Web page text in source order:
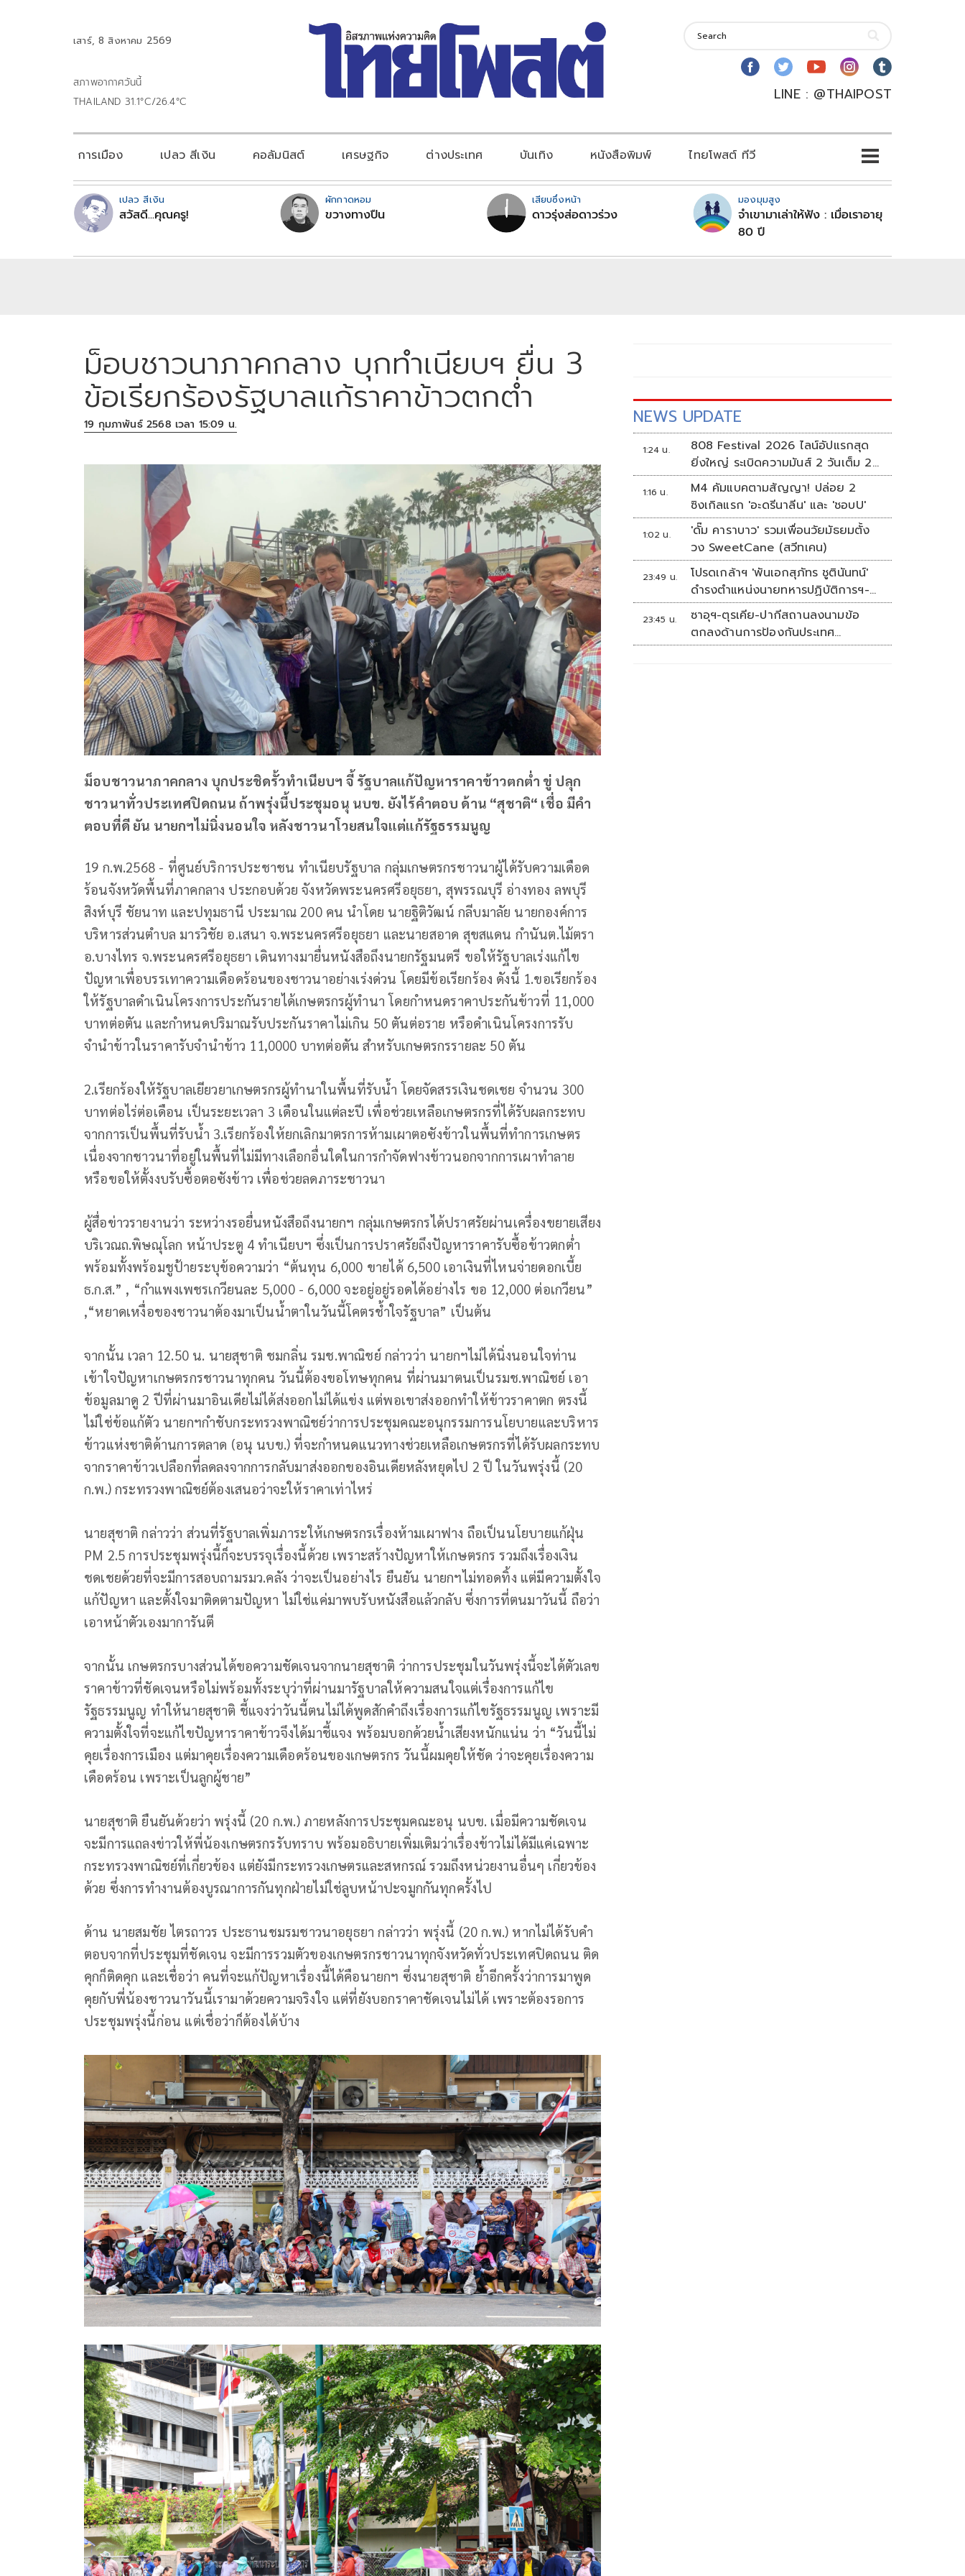
เสาร์, 8 สิงหาคม 2569
สภาพอากาศวันนี้
THAILAND 31.1°C/26.4°C
LINE : @THAIPOST
การเมือง เปลว สีเงิน คอลัมนิสต์ เศรษฐกิจ ต่างประเทศ บันเทิง หนังสือพิมพ์ ไทยโพสต์ ทีวี
เปลว สีเงิน
สวัสดี...คุณครู!
ผักกาดหอม
ขวางทางปืน
เสียบซึ่งหน้า
ดาวรุ่งส่อดาวร่วง
มองมุมสูง
จำเขามาเล่าให้ฟัง : เมื่อเราอายุ
80 ปี
ม็อบชาวนาภาคกลาง บุกทำเนียบฯ ยื่น 3
ข้อเรียกร้องรัฐบาลแก้ราคาข้าวตกต่ำ
19 กุมภาพันธ์ 2568 เวลา 15:09 น.
ม็อบชาวนาภาคกลาง บุกประชิดรั้วทำเนียบฯ จี้ รัฐบาลแก้ปัญหาราคาข้าวตกต่ำ ขู่ ปลุก
ชาวนาทั่วประเทศปิดถนน ถ้าพรุ่งนี้ประชุมอนุ นบข. ยังไร้คำตอบ ด้าน “สุชาติ“ เชื่อ มีคำ
ตอบที่ดี ยัน นายกฯไม่นิ่งนอนใจ หลังชาวนาโวยสนใจแต่แก้รัฐธรรมนูญ
19 ก.พ.2568 - ที่ศูนย์บริการประชาชน ทำเนียบรัฐบาล กลุ่มเกษตรกรชาวนาผู้ได้รับความเดือด
ร้อนจังหวัดพื้นที่ภาคกลาง ประกอบด้วย จังหวัดพระนครศรีอยุธยา, สุพรรณบุรี อ่างทอง ลพบุรี
สิงห์บุรี ชัยนาท และปทุมธานี ประมาณ 200 คน นำโดย นายฐิติวัฒน์ กลีบมาลัย นายกองค์การ
บริหารส่วนตำบล มารวิชัย อ.เสนา จ.พระนครศรีอยุธยา และนายสอาด สุขสแดน กำนันต.ไม้ตรา
อ.บางไทร จ.พระนครศรีอยุธยา เดินทางมายื่นหนังสือถึงนายกรัฐมนตรี ขอให้รัฐบาลเร่งแก้ไข
ปัญหาเพื่อบรรเทาความเดือดร้อนของชาวนาอย่างเร่งด่วน โดยมีข้อเรียกร้อง ดังนี้ 1.ขอเรียกร้อง
ให้รัฐบาลดำเนินโครงการประกันรายได้เกษตรกรผู้ทำนา โดยกำหนดราคาประกันข้าวที่ 11,000
บาทต่อตัน และกำหนดปริมาณรับประกันราคาไม่เกิน 50 ตันต่อราย หรือดำเนินโครงการรับ
จำนำข้าวในราคารับจำนำข้าว 11,0000 บาทต่อตัน สำหรับเกษตรกรรายละ 50 ตัน
2.เรียกร้องให้รัฐบาลเยียวยาเกษตรกรผู้ทำนาในพื้นที่รับน้ำ โดยจัดสรรเงินชดเชย จำนวน 300
บาทต่อไร่ต่อเดือน เป็นระยะเวลา 3 เดือนในแต่ละปี เพื่อช่วยเหลือเกษตรกรที่ได้รับผลกระทบ
จากการเป็นพื้นที่รับน้ำ 3.เรียกร้องให้ยกเลิกมาตรการห้ามเผาตอซังข้าวในพื้นที่ทำการเกษตร
เนื่องจากชาวนาที่อยู่ในพื้นที่ไม่มีทางเลือกอื่นใดในการกำจัดฟางข้าวนอกจากการเผาทำลาย
หรือขอให้ตั้งงบรับซื้อตอซังข้าว เพื่อช่วยลดภาระชาวนา
ผู้สื่อข่าวรายงานว่า ระหว่างรอยื่นหนังสือถึงนายกฯ กลุ่มเกษตรกรได้ปราศรัยผ่านเครื่องขยายเสียง
บริเวณถ.พิษณุโลก หน้าประตู 4 ทำเนียบฯ ซึ่งเป็นการปราศรัยถึงปัญหาราคารับซื้อข้าวตกต่ำ
พร้อมทั้งพร้อมชูป้ายระบุข้อความว่า “ต้นทุน 6,000 ขายได้ 6,500 เอาเงินที่ไหนจ่ายดอกเบี้ย
ธ.ก.ส.” , “กำแพงเพชรเกวียนละ 5,000 - 6,000 จะอยู่อยู่รอดได้อย่างไร ขอ 12,000 ต่อเกวียน”
,“หยาดเหงื่อของชาวนาต้องมาเป็นน้ำตาในวันนี้โคตรช้ำใจรัฐบาล” เป็นต้น
จากนั้น เวลา 12.50 น. นายสุชาติ ชมกลิ่น รมช.พาณิชย์ กล่าวว่า นายกฯไม่ได้นิ่งนอนใจท่าน
เข้าใจปัญหาเกษตรกรชาวนาทุกคน วันนี้ต้องขอโทษทุกคน ที่ผ่านมาตนเป็นรมช.พาณิชย์ เอา
ข้อมูลมาดู 2 ปีที่ผ่านมาอินเดียไม่ได้ส่งออกไม่ได้แข่ง แต่พอเขาส่งออกทำให้ข้าวราคาตก ตรงนี้
ไม่ใช่ข้อแก้ตัว นายกฯกำชับกระทรวงพาณิชย์ว่าการประชุมคณะอนุกรรมการนโยบายและบริหาร
ข้าวแห่งชาติด้านการตลาด (อนุ นบข.) ที่จะกำหนดแนวทางช่วยเหลือเกษตรกรที่ได้รับผลกระทบ
จากราคาข้าวเปลือกที่ลดลงจากการกลับมาส่งออกของอินเดียหลังหยุดไป 2 ปี ในวันพรุ่งนี้ (20
ก.พ.) กระทรวงพาณิชย์ต้องเสนอว่าจะให้ราคาเท่าไหร่
นายสุชาติ กล่าวว่า ส่วนที่รัฐบาลเพิ่มภาระให้เกษตรกรเรื่องห้ามเผาฟาง ถือเป็นนโยบายแก้ฝุ่น
PM 2.5 การประชุมพรุ่งนี้ก็จะบรรจุเรื่องนี้ด้วย เพราะสร้างปัญหาให้เกษตรกร รวมถึงเรื่องเงิน
ชดเชยด้วยที่จะมีการสอบถามรมว.คลัง ว่าจะเป็นอย่างไร ยืนยัน นายกฯไม่ทอดทิ้ง แต่มีความตั้งใจ
แก้ปัญหา และตั้งใจมาติดตามปัญหา ไม่ใช่แค่มาพบรับหนังสือแล้วกลับ ซึ่งการที่ตนมาวันนี้ ถือว่า
เอาหน้าตัวเองมาการันตี
จากนั้น เกษตรกรบางส่วนได้ขอความชัดเจนจากนายสุชาติ ว่าการประชุมในวันพรุ่งนี้จะได้ตัวเลข
ราคาข้าวที่ชัดเจนหรือไม่พร้อมทั้งระบุว่าที่ผ่านมารัฐบาลให้ความสนใจแต่เรื่องการแก้ไข
รัฐธรรมนูญ ทำให้นายสุชาติ ชี้แจงว่าวันนี้ตนไม่ได้พูดสักคำถึงเรื่องการแก้ไขรัฐธรรมนูญ เพราะมี
ความตั้งใจที่จะแก้ไขปัญหาราคาข้าวจึงได้มาชี้แจง พร้อมบอกด้วยน้ำเสียงหนักแน่น ว่า “วันนี้ไม่
คุยเรื่องการเมือง แต่มาคุยเรื่องความเดือดร้อนของเกษตรกร วันนี้ผมคุยให้ชัด ว่าจะคุยเรื่องความ
เดือดร้อน เพราะเป็นลูกผู้ชาย”
นายสุชาติ ยืนยันด้วยว่า พรุ่งนี้ (20 ก.พ.) ภายหลังการประชุมคณะอนุ นบข. เมื่อมีความชัดเจน
จะมีการแถลงข่าวให้พี่น้องเกษตรกรรับทราบ พร้อมอธิบายเพิ่มเติมว่าเรื่องข้าวไม่ได้มีแค่เฉพาะ
กระทรวงพาณิชย์ที่เกี่ยวข้อง แต่ยังมีกระทรวงเกษตรและสหกรณ์ รวมถึงหน่วยงานอื่นๆ เกี่ยวข้อง
ด้วย ซึ่งการทำงานต้องบูรณาการกันทุกฝ่ายไม่ใช่ลูบหน้าปะจมูกกันทุกครั้งไป
ด้าน นายสมชัย ไตรถาวร ประธานชมรมชาวนาอยุธยา กล่าวว่า พรุ่งนี้ (20 ก.พ.) หากไม่ได้รับคำ
ตอบจากที่ประชุมที่ชัดเจน จะมีการรวมตัวของเกษตรกรชาวนาทุกจังหวัดทั่วประเทศปิดถนน ติด
คุกก็ติดคุก และเชื่อว่า คนที่จะแก้ปัญหาเรื่องนี้ได้คือนายกฯ ซึ่งนายสุชาติ ย้ำอีกครั้งว่าการมาพูด
คุยกับพี่น้องชาวนาวันนี้เรามาด้วยความจริงใจ แต่ที่ยังบอกราคาชัดเจนไม่ได้ เพราะต้องรอการ
ประชุมพรุ่งนี้ก่อน แต่เชื่อว่าก็ต้องได้บ้าง
NEWS UPDATE
1:24 น.
808 Festival 2026 ไลน์อัปแรกสุด
ยิ่งใหญ่ ระเบิดความมันส์ 2 วันเต็ม 2-
3 ต.ค.นี้
1:16 น.
M4 คัมแบคตามสัญญา! ปล่อย 2
ซิงเกิลแรก 'อะดรีนาลีน' และ 'ชอบU'
1:02 น.
'ดั๊ม คาราบาว' รวมเพื่อนวัยมัธยมตั้ง
วง SweetCane (สวีทเคน)
23:49 น.
โปรดเกล้าฯ 'พันเอกสุภัทร ชูตินันทน์'
ดำรงตำแหน่งนายทหารปฏิบัติการฯ-
พระราชทานยศ 'พลตรี'
23:45 น.
ซาอุฯ-ตุรเคีย-ปากีสถานลงนามข้อ
ตกลงด้านการป้องกันประเทศ
ท่ามกลางสงครามในภูมิภาค